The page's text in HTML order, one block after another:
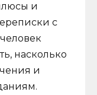
и
с
насколько
и